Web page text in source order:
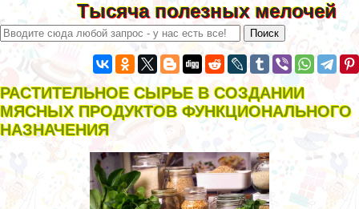
Тысяча полезных мелочей
РАСТИТЕЛЬНОЕ СЫРЬЕ В СОЗДАНИИ
МЯСНЫХ ПРОДУКТОВ ФУНКЦИОНАЛЬНОГО
НАЗНАЧЕНИЯ